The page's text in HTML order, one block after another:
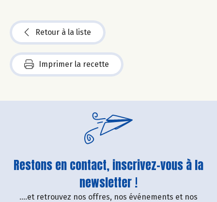
Retour à la liste
Imprimer la recette
Restons en contact, inscrivez-vous à la
newsletter !
....et retrouvez nos offres, nos événements et nos